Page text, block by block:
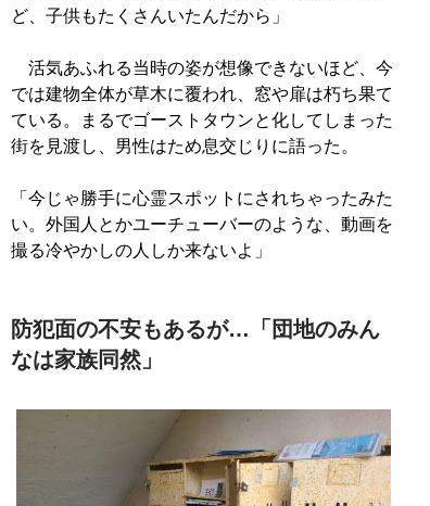
ど、子供もたくさんいたんだから」
活気あふれる当時の姿が想像できないほど、今
では建物全体が草木に覆われ、窓や扉は朽ち果て
ている。まるでゴーストタウンと化してしまった
街を見渡し、男性はため息交じりに語った。
「今じゃ勝手に心霊スポットにされちゃったみた
い。外国人とかユーチューバーのような、動画を
撮る冷やかしの人しか来ないよ」
防犯面の不安もあるが…「団地のみん
なは家族同然」